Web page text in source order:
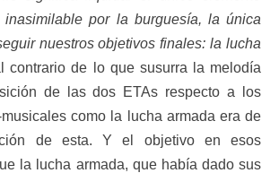
inasimilable por la burguesía, la única
nuestros objetivos finales: la lucha
contrario de lo que susurra la melodía
de las dos ETAs respecto a los
como la lucha armada era de
de esta. Y el objetivo en esos
la lucha armada, que había dado sus